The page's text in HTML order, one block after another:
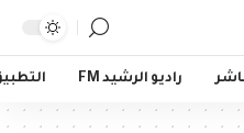
راديو الرشيد FM